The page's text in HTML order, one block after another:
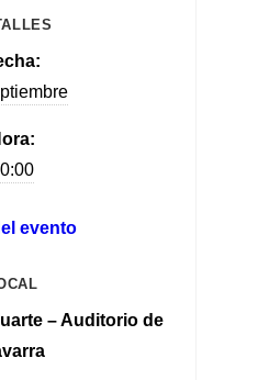
evento
– Auditorio de